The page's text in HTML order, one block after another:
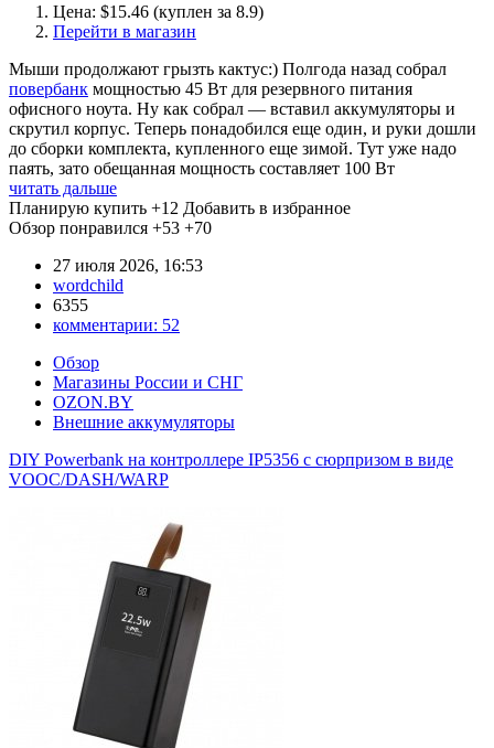
Цена: $15.46 (куплен за 8.9)
Перейти в магазин
Мыши продолжают грызть кактус:) Полгода назад собрал
повербанк мощностью 45 Вт для резервного питания
офисного ноута. Ну как собрал — вставил аккумуляторы и
скрутил корпус. Теперь понадобился еще один, и руки дошли
до сборки комплекта, купленного еще зимой. Тут уже надо
паять, зато обещанная мощность составляет 100 Вт
читать дальше
Планирую купить +12 Добавить в избранное
Обзор понравился +53 +70
27 июля 2026, 16:53
wordchild
6355
комментарии: 52
Обзор
Магазины России и СНГ
OZON.BY
Внешние аккумуляторы
DIY Powerbank на контроллере IP5356 с сюрпризом в виде
VOOC/DASH/WARP